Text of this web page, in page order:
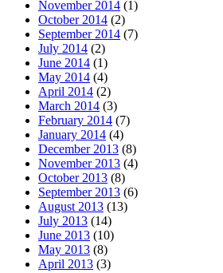
November 2014 (1)
October 2014 (2)
September 2014 (7)
July 2014 (2)
June 2014 (1)
May 2014 (4)
April 2014 (2)
March 2014 (3)
February 2014 (7)
January 2014 (4)
December 2013 (8)
November 2013 (4)
October 2013 (8)
September 2013 (6)
August 2013 (13)
July 2013 (14)
June 2013 (10)
May 2013 (8)
April 2013 (3)